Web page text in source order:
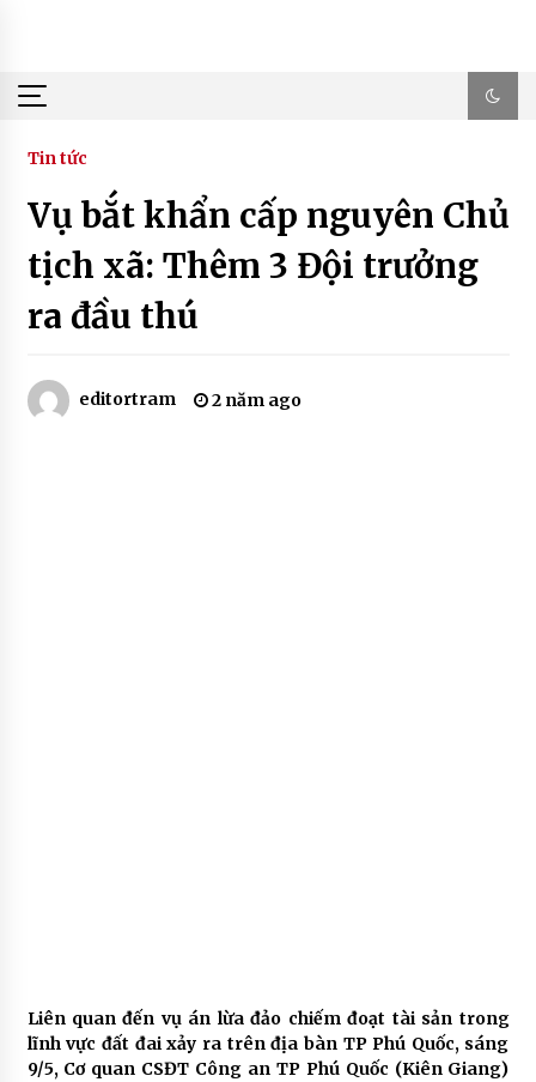
Tin tức
Vụ bắt khẩn cấp nguyên Chủ
tịch xã: Thêm 3 Đội trưởng
ra đầu thú
editortram 2 năm ago
Liên quan đến vụ án lừa đảo chiếm đoạt tài sản trong
lĩnh vực đất đai xảy ra trên địa bàn TP Phú Quốc, sáng
9/5, Cơ quan CSĐT Công an TP Phú Quốc (Kiên Giang)